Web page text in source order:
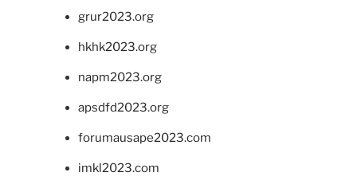
grur2023.org
hkhk2023.org
napm2023.org
apsdfd2023.org
forumausape2023.com
imkl2023.com